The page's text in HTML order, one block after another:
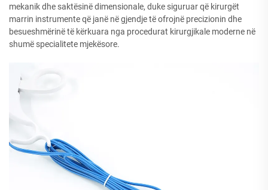
mekanik dhe saktësinë dimensionale, duke siguruar që kirurgët
marrin instrumente që janë në gjendje të ofrojnë precizionin dhe
besueshmërinë të kërkuara nga procedurat kirurgjikale moderne në
shumë specialitete mjekësore.